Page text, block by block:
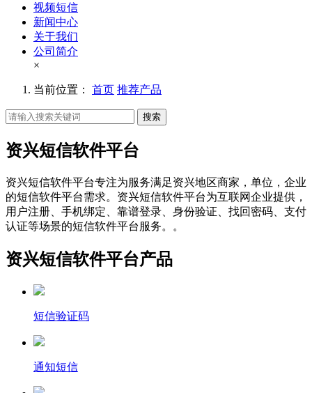
视频短信
新闻中心
关于我们
公司简介
×
当前位置： 首页 推荐产品
搜索
资兴短信软件平台
资兴短信软件平台专注为服务满足资兴地区商家，单位，企业
的短信软件平台需求。资兴短信软件平台为互联网企业提供，
用户注册、手机绑定、靠谱登录、身份验证、找回密码、支付
认证等场景的短信软件平台服务。。
资兴短信软件平台产品
短信验证码
通知短信